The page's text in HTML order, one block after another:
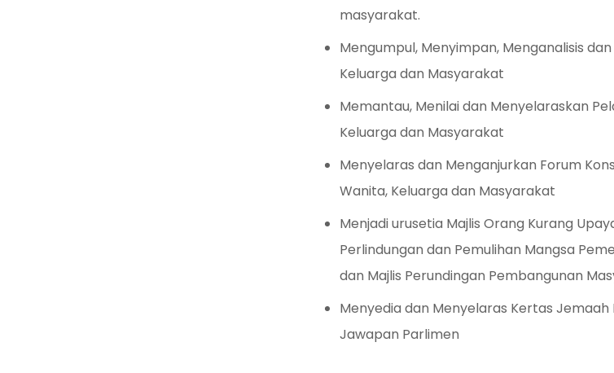
masyarakat.
Mengumpul, Menyimpan, Menganalisis
Keluarga dan Masyarakat
Memantau, Menilai dan Menyelaraskan
Keluarga dan Masyarakat
Menyelaras dan Menganjurkan Forum
Wanita, Keluarga dan Masyarakat
Menjadi urusetia Majlis Orang Kurang
Perlindungan dan Pemulihan Mangsa
dan Majlis Perundingan Pembangunan
Menyedia dan Menyelaras Kertas
Jawapan Parlimen